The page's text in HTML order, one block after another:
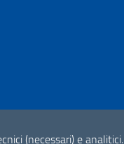
(necessari) e analitici.